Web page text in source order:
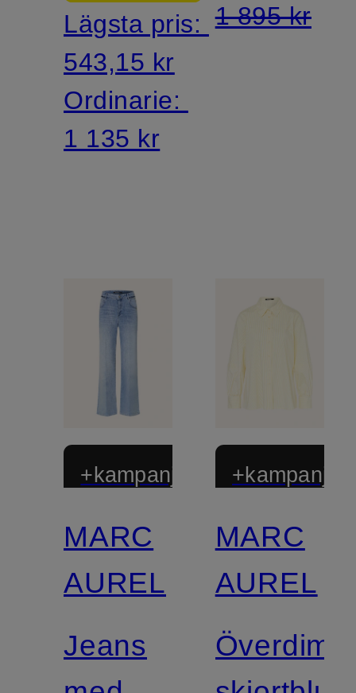
Lägsta pris:
543,15 kr
Ordinarie:
1 135 kr
1 895 kr
+kampanjrabatt
MARC
AUREL
Jeans
MARC
AUREL